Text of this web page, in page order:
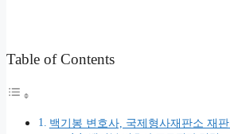
Table of Contents
백기봉 변호사, 국제형사재판소 재